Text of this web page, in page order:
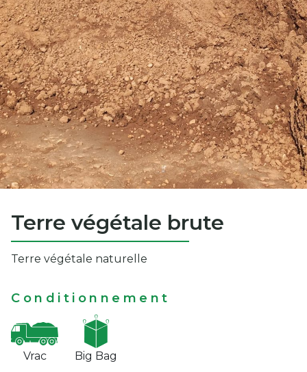
Terre végétale brute
Terre végétale naturelle
Conditionnement
Vrac Big Bag